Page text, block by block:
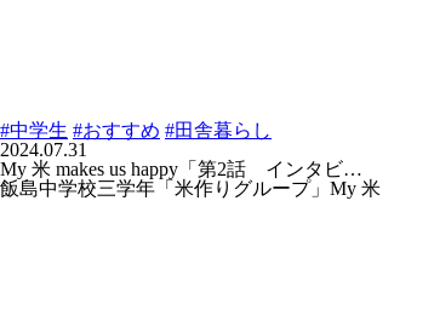
#中学生 #おすすめ #田舎暮らし
2024.07.31
My 米 makes us happy「第2話 インタビ…
飯島中学校三学年「米作りグループ」My 米